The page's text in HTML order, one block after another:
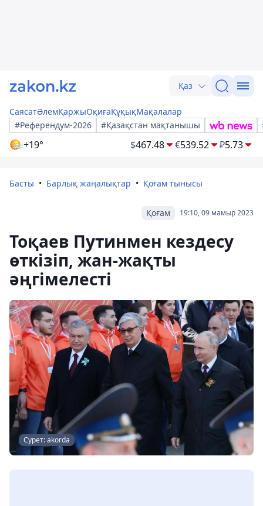
Қаз
СаясатӘлемҚаржыОқиғаҚұқықМақалалар
#Референдум-2026
#Қазақстан мақтанышы
+19° $467.48 €539.52 ₽5.73
Басты Барлық жаңалықтар Қоғам тынысы
19:10, 09 мамыр 2023
Қоғам
Тоқаев Путинмен кездесу
өткізіп, жан-жақты
әңгімелесті
Сурет: akorda